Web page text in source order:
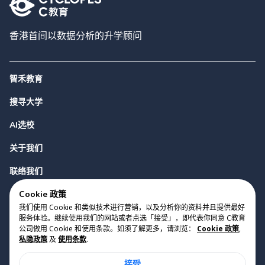
香港首间以数据分析的升学顾问
智禾教育
搜寻大学
AI选校
关于我们
联络我们
版权 2023 Cyclopes® •
Cookie 政策
我们使用 Cookie 和类似技术进行营销，以及分析你的资料并且提供最好
服务体验。继续使用我们的网站或者点选「接受」，即代表你同意 C教育
公司做用 Cookie 和使用条款。如须了解更多，请浏览：
Cookie 政策,
私隐政策及 使用条款.